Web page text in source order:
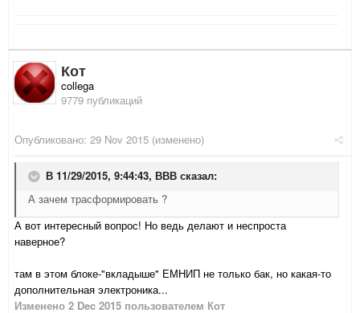
Кот
collega
9779 публикаций
Опубликовано: 29 Nov 2015 (изменено)
В 11/29/2015, 9:44:43, ВВВ сказал:
А зачем трасформировать ?
А вот интересный вопрос! Но ведь делают и неспроста
наверное?
там в этом блоке-"вкладыше" ЕМНИП не только бак, но какая-то
дополнительная электроника...
Изменено 2 Dec 2015 пользователем Кот